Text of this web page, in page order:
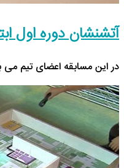
آتشنشان دوره اول
در این مسابقه اعضای تیم